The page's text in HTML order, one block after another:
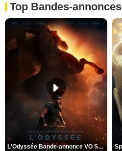
Top Bandes-annonces
L'Odyssée Bande-annonce VO STFR